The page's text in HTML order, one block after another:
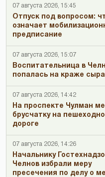
07 августа 2026, 15:45
Отпуск под вопросом:
означает
предписание
07 августа 2026, 15:07
Воспитательница в
попалась на краже сыра
07 августа 2026, 14:42
На проспекте Чулман
брусчатку на
дороге
07 августа 2026, 14:26
Начальнику
Челнов избрали меру
пресечения по делу о